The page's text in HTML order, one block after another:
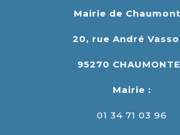
Mairie de
20, rue André
95270
Mairie :
01 34 71 03 96